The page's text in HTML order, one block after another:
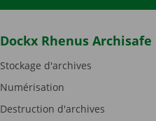
Dockx Rhenus Archisafe
Stockage d'archives
Numérisation
Destruction d'archives